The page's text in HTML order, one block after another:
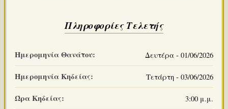
Πληροφορίες Τελετής
Ημερομηνία Θανάτου: Δευτέρα - 01/06/2026
Ημερομηνία Κηδείας: Τετάρτη - 03/06/2026
Ώρα Κηδείας: 3:00 μ.μ.